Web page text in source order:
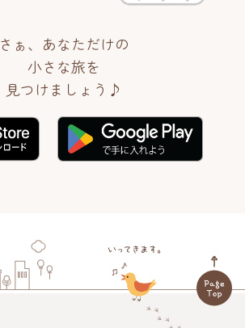
さぁ、あなただけの
小さな旅を
見つけましょう♪